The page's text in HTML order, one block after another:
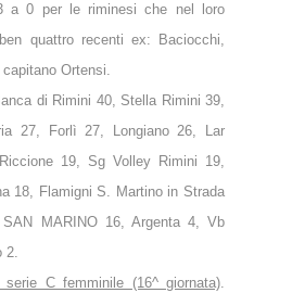
a 0 per le riminesi che nel loro
quattro recenti ex: Baciocchi,
Ortensi.
di Rimini 40, Stella Rimini 39,
27, Forlì 27, Longiano 26, Lar
19, Sg Volley Rimini 19,
18, Flamigni S. Martino in Strada
MARINO 16, Argenta 4, Vb
2.
serie C femminile (16^ giornata).